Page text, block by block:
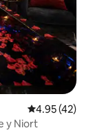
Calificación
4.95 (42)
y Niort